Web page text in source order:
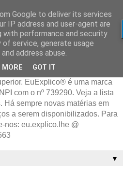
EuExplico® é uma marca
com o nº 739290. Veja a lista
Há sempre novas matérias em
a serem disponibilizados. Para
nos: eu.explico.lhe @
▼
Google to deliver its services
IP address and user-agent are
with performance and security
service, generate usage
address abuse.
MORE GOT IT